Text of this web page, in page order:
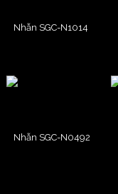
Nhẫn SGC-N1014
Nhẫn SGC-N0492